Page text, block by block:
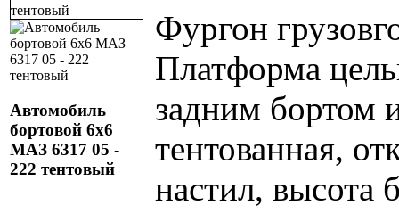
Автомобиль
бортовой 6х6
МАЗ 6317 05 -
222 тентовый
Фургон
Платформа
задним бортом
тентованная,
настил, высота